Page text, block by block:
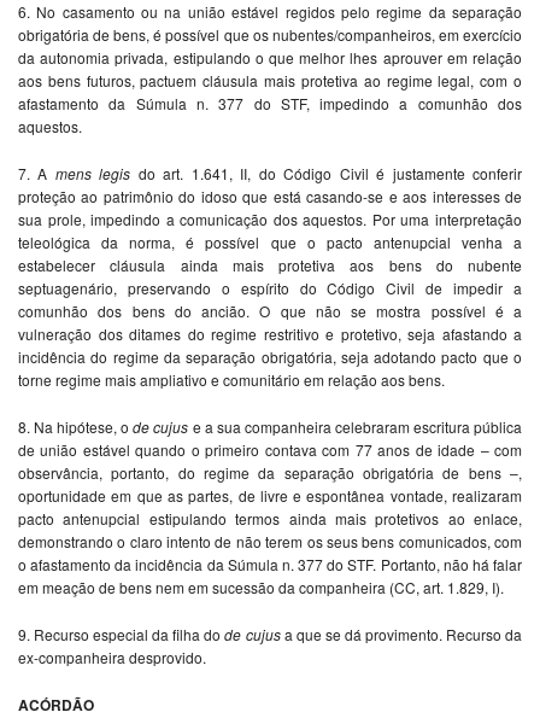
6. No casamento ou na união estável regidos pelo regime da separação
obrigatória de bens, é possível que os nubentes/companheiros, em exercício
da autonomia privada, estipulando o que melhor lhes aprouver em relação
aos bens futuros, pactuem cláusula mais protetiva ao regime legal, com o
afastamento da Súmula n. 377 do STF, impedindo a comunhão dos
aquestos.
7. A mens legis do art. 1.641, II, do Código Civil é justamente conferir
proteção ao patrimônio do idoso que está casando-se e aos interesses de
sua prole, impedindo a comunicação dos aquestos. Por uma interpretação
teleológica da norma, é possível que o pacto antenupcial venha a
estabelecer cláusula ainda mais protetiva aos bens do nubente
septuagenário, preservando o espírito do Código Civil de impedir a
comunhão dos bens do ancião. O que não se mostra possível é a
vulneração dos ditames do regime restritivo e protetivo, seja afastando a
incidência do regime da separação obrigatória, seja adotando pacto que o
torne regime mais ampliativo e comunitário em relação aos bens.
8. Na hipótese, ode cujus e a sua companheira celebraram escritura pública
de união estável quando o primeiro contava com 77 anos de idade – com
observância, portanto, do regime da separação obrigatória de bens –,
oportunidade em que as partes, de livre e espontânea vontade, realizaram
pacto antenupcial estipulando termos ainda mais protetivos ao enlace,
demonstrando o claro intento de não terem os seus bens comunicados, com
o afastamento da incidência da Súmula n. 377 do STF. Portanto, não há falar
em meação de bens nem em sucessão da companheira (CC, art. 1.829, I).
9. Recurso especial da filha dode cujusa que se dá provimento. Recurso da
ex-companheira desprovido.
ACÓRDÃO